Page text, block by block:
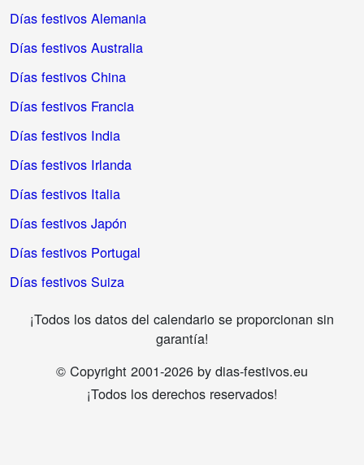
Días festivos Alemania
Días festivos Australia
Días festivos China
Días festivos Francia
Días festivos India
Días festivos Irlanda
Días festivos Italia
Días festivos Japón
Días festivos Portugal
Días festivos Suiza
¡Todos los datos del calendario se proporcionan sin
garantía!
© Copyright 2001-2026 by dias-festivos.eu
¡Todos los derechos reservados!